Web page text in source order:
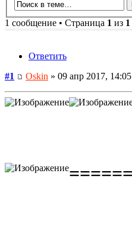
1 сообщение • Страница 1 из 1
Ответить
#1
Oskin » 09 апр 2017, 14:05